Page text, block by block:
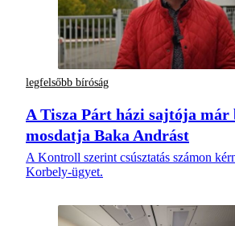
legfelsőbb bíróság
A Tisza Párt házi sajtója már
mosdatja Baka Andrást
A Kontroll szerint csúsztatás számon
Korbely-ügyet.